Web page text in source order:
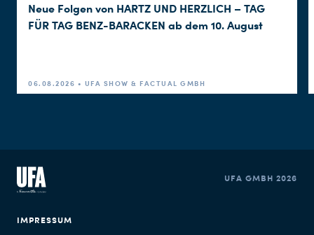
Neue Folgen von HARTZ UND HERZLICH – TAG
FÜR TAG BENZ-BARACKEN ab dem 10. August
06.08.2026 • UFA SHOW & FACTUAL GMBH
IMPRESSUM
UFA GMBH 2026